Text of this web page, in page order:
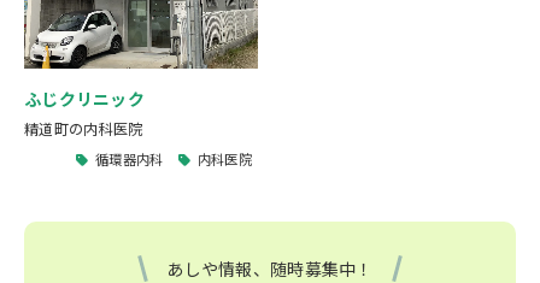
ふじクリニック
精道町の内科医院
循環器内科 内科医院
あしや情報、随時募集中！